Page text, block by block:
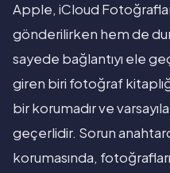
Apple, iCloud
gönderilirken hem de
sayede bağlantıyı ele
giren biri fotoğraf
bir korumadır ve
geçerlidir. Sorun
korumasında,